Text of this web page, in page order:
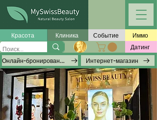
Красота Клиника Событие
Иммо
Датинг
Интернет-магазин